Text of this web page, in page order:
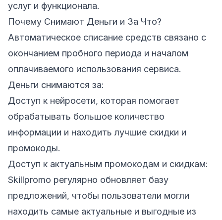
услуг и функционала.
Почему Снимают Деньги и За Что?
Автоматическое списание средств связано с
окончанием пробного периода и началом
оплачиваемого использования сервиса.
Деньги снимаются за:
Доступ к нейросети, которая помогает
обрабатывать большое количество
информации и находить лучшие скидки и
промокоды.
Доступ к актуальным промокодам и скидкам:
Skillpromo регулярно обновляет базу
предложений, чтобы пользователи могли
находить самые актуальные и выгодные из